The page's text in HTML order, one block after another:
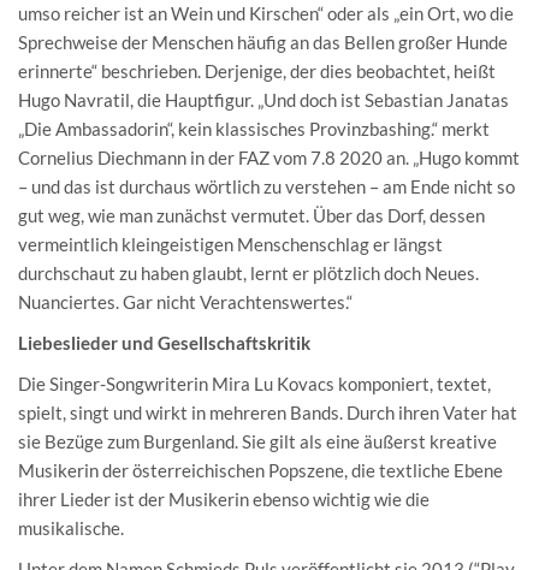
umso reicher ist an Wein und Kirschen“ oder als „ein Ort, wo die
Sprechweise der Menschen häufig an das Bellen großer Hunde
erinnerte“ beschrieben. Derjenige, der dies beobachtet, heißt
Hugo Navratil, die Hauptfigur. „Und doch ist Sebastian Janatas
„Die Ambassadorin“, kein klassisches Provinzbashing.“ merkt
Cornelius Diechmann in der FAZ vom 7.8 2020 an. „Hugo kommt
– und das ist durchaus wörtlich zu verstehen – am Ende nicht so
gut weg, wie man zunächst vermutet. Über das Dorf, dessen
vermeintlich kleingeistigen Menschenschlag er längst
durchschaut zu haben glaubt, lernt er plötzlich doch Neues.
Nuanciertes. Gar nicht Verachtenswertes.“
Liebeslieder und Gesellschaftskritik
Die Singer-Songwriterin Mira Lu Kovacs komponiert, textet,
spielt, singt und wirkt in mehreren Bands. Durch ihren Vater hat
sie Bezüge zum Burgenland. Sie gilt als eine äußerst kreative
Musikerin der österreichischen Popszene, die textliche Ebene
ihrer Lieder ist der Musikerin ebenso wichtig wie die
musikalische.